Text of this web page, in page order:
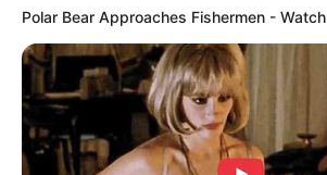
Polar Bear Approaches Fishermen - Watch